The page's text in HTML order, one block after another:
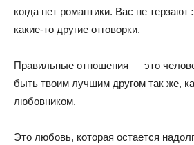
когда нет романтики. Вас не
какие-то другие отговорки.
Правильные отношения — это
быть твоим лучшим другом так же,
любовником.
Это любовь, которая остается